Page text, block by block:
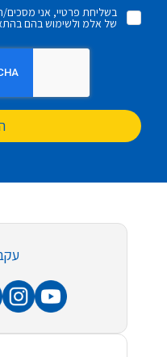
בשליחת פרטיי, אני
של אלמ ולשימוש בהם